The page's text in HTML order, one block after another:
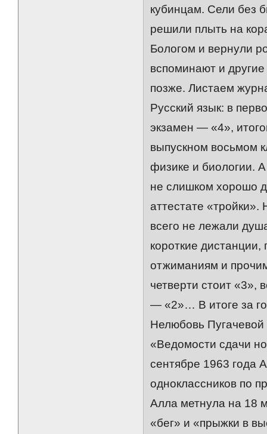
кубинцам. Сели без
решили плыть на
Бологом и вернули
вспоминают и
позже. Листаем
Русский язык: в
экзамен — «4»,
выпускном восьмом
физике и биологии.
не слишком хорошо
аттестате
всего не лежали
короткие
отжиманиям и
четверти стоит «3»,
— «2»… В итоге за
Нелюбовь
«Ведомости сдачи
сентябре 1963 года
одноклассников по
Алла метнула на 18
«бег» и «прыжки в